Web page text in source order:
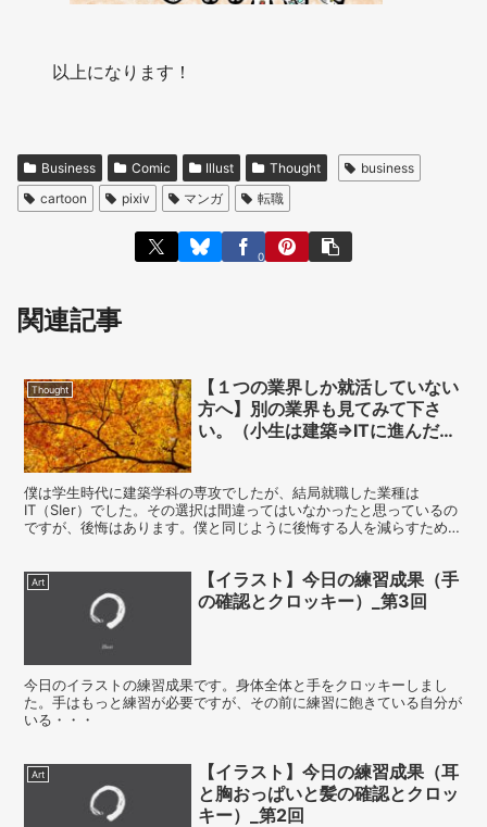
以上になります！
Business Comic Illust Thought
business
cartoon
pixiv マンガ 転職
0
関連記事
Thought
【１つの業界しか就活していない
方へ】別の業界も見てみて下さ
い。（小生は建築⇒ITに進んだ人
僕は学生時代に建築学科の専攻でしたが、結局就職した業種は
IT（SIer）でした。その選択は間違ってはいなかったと思っているの
ですが、後悔はあります。僕と同じように後悔する人を減らすために
Art
【イラスト】今日の練習成果（手
の確認とクロッキー）_第3回
今日のイラストの練習成果です。身体全体と手をクロッキーしまし
た。手はもっと練習が必要ですが、その前に練習に飽きている自分が
いる・・・
Art
【イラスト】今日の練習成果（耳
と胸おっぱいと髪の確認とクロッ
キー）_第2回